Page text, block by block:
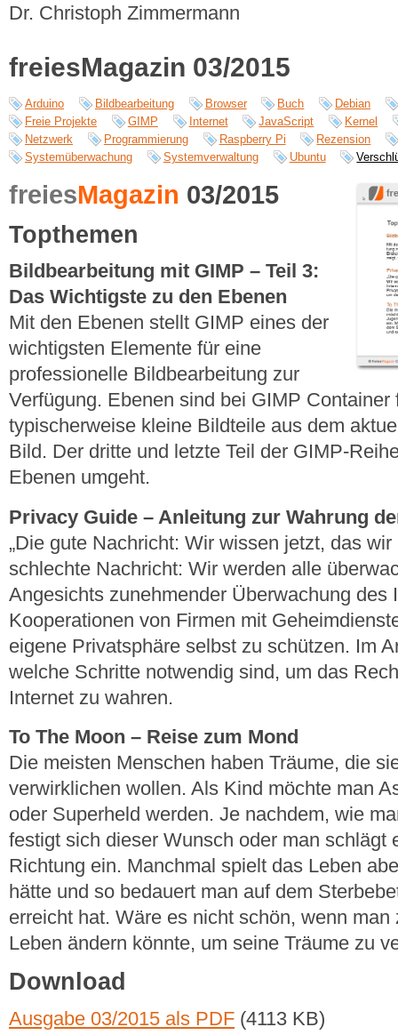
Dr. Christoph Zimmermann
freiesMagazin 03/2015
Arduino Bildbearbeitung Browser Buch
Debian
Freie Projekte
GIMP Internet JavaScript
Kernel
Netzwerk
Programmierung Raspberry Pi
Rezension
Systemüberwachung
Systemverwaltung Ubuntu
freiesMagazin 03/2015
Topthemen
Bildbearbeitung mit GIMP – Teil 3:
Das Wichtigste zu den Ebenen
Mit den Ebenen stellt GIMP eines der
wichtigsten Elemente für eine
professionelle Bildbearbeitung zur
Verfügung. Ebenen sind bei GIMP Container
typischerweise kleine Bildteile aus dem
Bild. Der dritte und letzte Teil der GIMP-
Ebenen umgeht.
Privacy Guide – Anleitung zur Wahrung
„Die gute Nachricht: Wir wissen jetzt, das
schlechte Nachricht: Wir werden alle
Angesichts zunehmender Überwachung des
Kooperationen von Firmen mit
eigene Privatsphäre selbst zu schützen. Im
welche Schritte notwendig sind, um das
Internet zu wahren.
To The Moon – Reise zum Mond
Die meisten Menschen haben Träume, die
verwirklichen wollen. Als Kind möchte man
oder Superheld werden. Je nachdem, wie
festigt sich dieser Wunsch oder man schlägt
Richtung ein. Manchmal spielt das Leben
hätte und so bedauert man auf dem
erreicht hat. Wäre es nicht schön, wenn
Leben ändern könnte, um seine Träume zu
Download
Ausgabe 03/2015 als PDF (4113 KB)